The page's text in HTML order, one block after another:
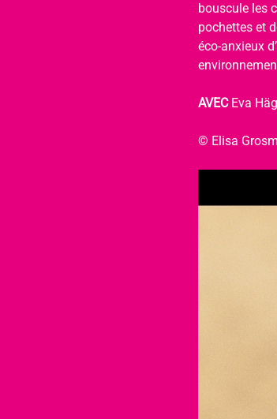
bouscule les
pochettes et
éco-anxieux
AVEC Eva
© Elisa